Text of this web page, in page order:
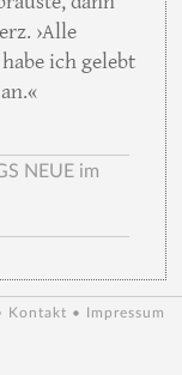
›Alle
ich gelebt
NEUE im
Kontakt • Impressum